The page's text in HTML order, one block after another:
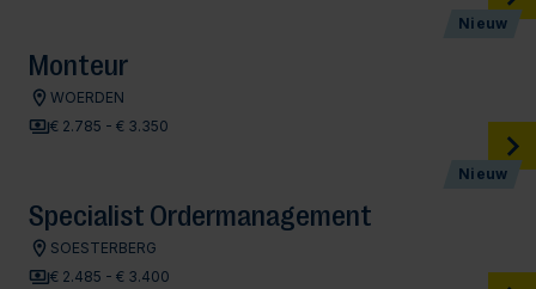
Nieuw
Monteur
WOERDEN
€ 2.785 - € 3.350
Nieuw
Specialist Ordermanagement
SOESTERBERG
€ 2.485 - € 3.400